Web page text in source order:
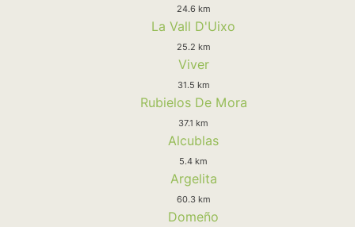
24.6 km
La Vall D'Uixo
25.2 km
Viver
31.5 km
Rubielos De Mora
37.1 km
Alcublas
5.4 km
Argelita
60.3 km
Domeño